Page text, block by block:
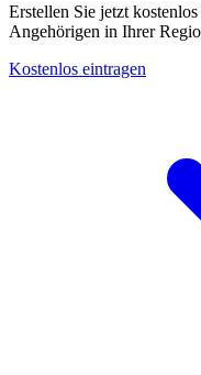
Erstellen Sie jetzt
Angehörigen in Ihrer
Kostenlos eintragen